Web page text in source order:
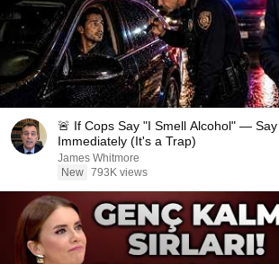
🚨 If Cops Say "I Smell Alcohol" —
Immediately (It's a Trap)
James Whitmore
New 793K views